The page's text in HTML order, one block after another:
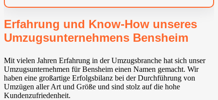
Erfahrung und Know-How unseres
Umzugsunternehmens Bensheim
Mit vielen Jahren Erfahrung in der Umzugsbranche hat sich unser
Umzugsunternehmen für Bensheim einen Namen gemacht. Wir
haben eine großartige Erfolgsbilanz bei der Durchführung von
Umzügen aller Art und Größe und sind stolz auf die hohe
Kundenzufriedenheit.